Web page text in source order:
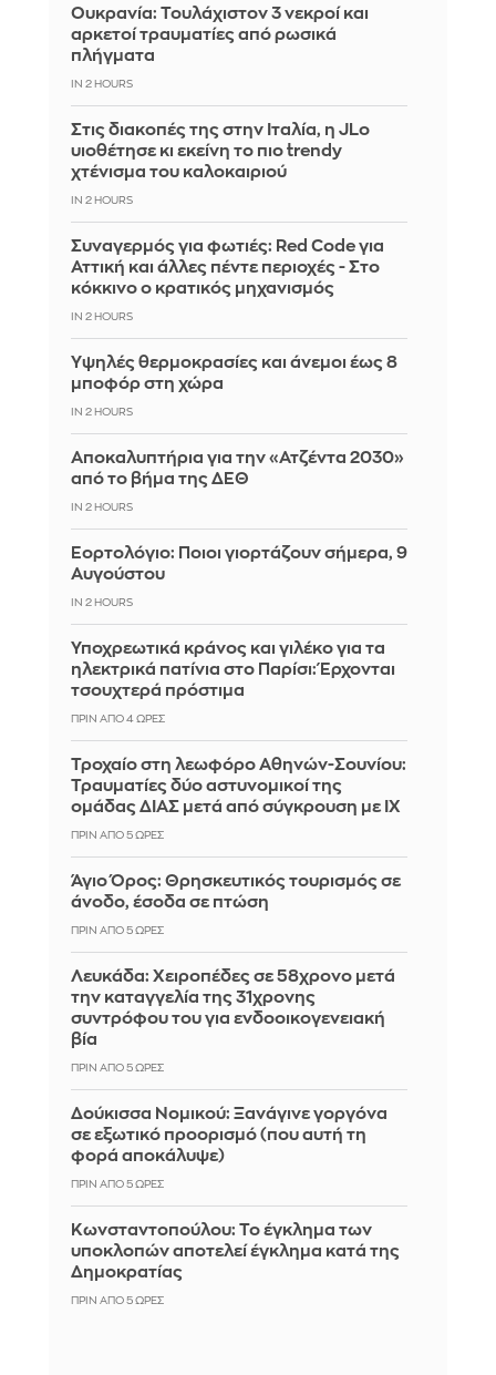
Ουκρανία: Τουλάχιστον 3 νεκροί και
αρκετοί τραυματίες από ρωσικά
πλήγματα
IN 2 HOURS
Στις διακοπές της στην Ιταλία, η JLo
υιοθέτησε κι εκείνη το πιο trendy
χτένισμα του καλοκαιριού
IN 2 HOURS
Συναγερμός για φωτιές: Red Code για
Αττική και άλλες πέντε περιοχές - Στο
κόκκινο ο κρατικός μηχανισμός
IN 2 HOURS
Υψηλές θερμοκρασίες και άνεμοι έως 8
μποφόρ στη χώρα
IN 2 HOURS
Αποκαλυπτήρια για την «Ατζέντα 2030»
από το βήμα της ΔΕΘ
IN 2 HOURS
Εορτολόγιο: Ποιοι γιορτάζουν σήμερα, 9
Αυγούστου
IN 2 HOURS
Υποχρεωτικά κράνος και γιλέκο για τα
ηλεκτρικά πατίνια στο Παρίσι: Έρχονται
τσουχτερά πρόστιμα
ΠΡΙΝ ΑΠΌ 4 ΏΡΕΣ
Τροχαίο στη λεωφόρο Αθηνών-Σουνίου:
Τραυματίες δύο αστυνομικοί της
ομάδας ΔΙΑΣ μετά από σύγκρουση με ΙΧ
ΠΡΙΝ ΑΠΌ 5 ΏΡΕΣ
Άγιο Όρος: Θρησκευτικός τουρισμός σε
άνοδο, έσοδα σε πτώση
ΠΡΙΝ ΑΠΌ 5 ΏΡΕΣ
Λευκάδα: Χειροπέδες σε 58χρονο μετά
την καταγγελία της 31χρονης
συντρόφου του για ενδοοικογενειακή
βία
ΠΡΙΝ ΑΠΌ 5 ΏΡΕΣ
Δούκισσα Νομικού: Ξανάγινε γοργόνα
σε εξωτικό προορισμό (που αυτή τη
φορά αποκάλυψε)
ΠΡΙΝ ΑΠΌ 5 ΏΡΕΣ
Κωνσταντοπούλου: Το έγκλημα των
υποκλοπών αποτελεί έγκλημα κατά της
Δημοκρατίας
ΠΡΙΝ ΑΠΌ 5 ΏΡΕΣ